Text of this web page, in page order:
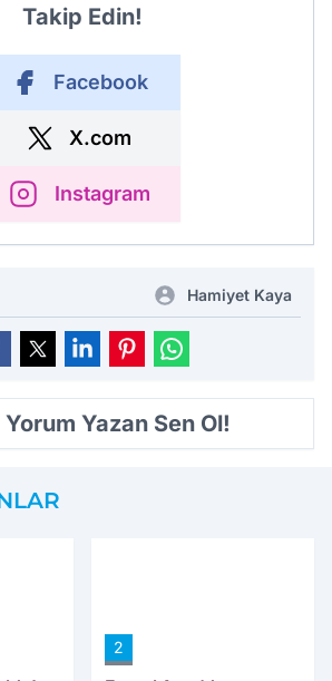
Takip Edin!
Facebook
X.com
Instagram
Hamiyet Kaya
Yorum Yazan Sen Ol!
2